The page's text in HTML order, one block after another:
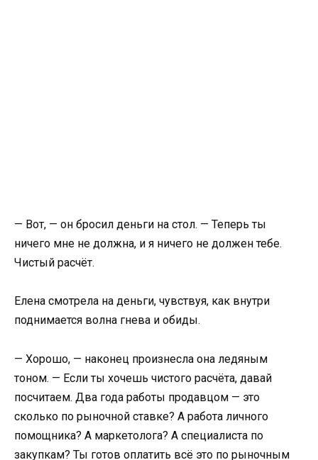
— Вот, — он бросил деньги на стол. — Теперь ты
ничего мне не должна, и я ничего не должен тебе.
Чистый расчёт.
Елена смотрела на деньги, чувствуя, как внутри
поднимается волна гнева и обиды.
— Хорошо, — наконец произнесла она ледяным
тоном. — Если ты хочешь чистого расчёта, давай
посчитаем. Два года работы продавцом — это
сколько по рыночной ставке? А работа личного
помощника? А маркетолога? А специалиста по
закупкам? Ты готов оплатить всё это по рыночным